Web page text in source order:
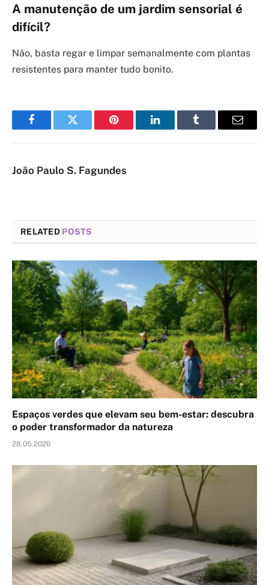
A manutenção de um jardim sensorial é
difícil?
Não, basta regar e limpar semanalmente com plantas
resistentes para manter tudo bonito.
FacebookTwitter Pinterest LinkedInTumblr Email
João Paulo S. Fagundes
RELATED POSTS
Espaços verdes que elevam seu bem-estar: descubra
o poder transformador da natureza
28.05.2026